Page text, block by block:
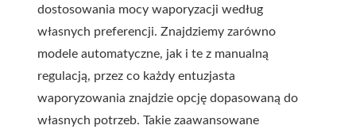
dostosowania mocy waporyzacji według
własnych preferencji. Znajdziemy zarówno
modele automatyczne, jak i te z manualną
regulacją, przez co każdy entuzjasta
waporyzowania znajdzie opcję dopasowaną do
własnych potrzeb. Takie zaawansowane